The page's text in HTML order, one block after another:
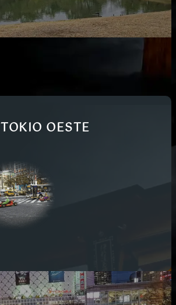
TOKIO OESTE